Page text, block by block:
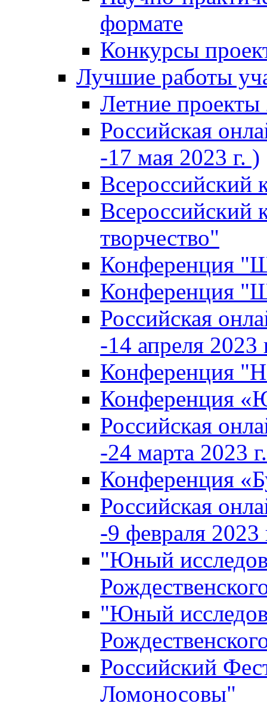
формате
Конкурсы
Лучшие работы
Летние проекты
Российская
-17 мая 2023 г. )
Всероссийский
Всероссийский
творчество"
Конференция
Конференция
Российская
-14 апреля 2023
Конференция
Конференция
Российская
-24 марта 2023
Конференция
Российская
-9 февраля 2023
"Юный
"Юный
Российский
Ломоносовы"